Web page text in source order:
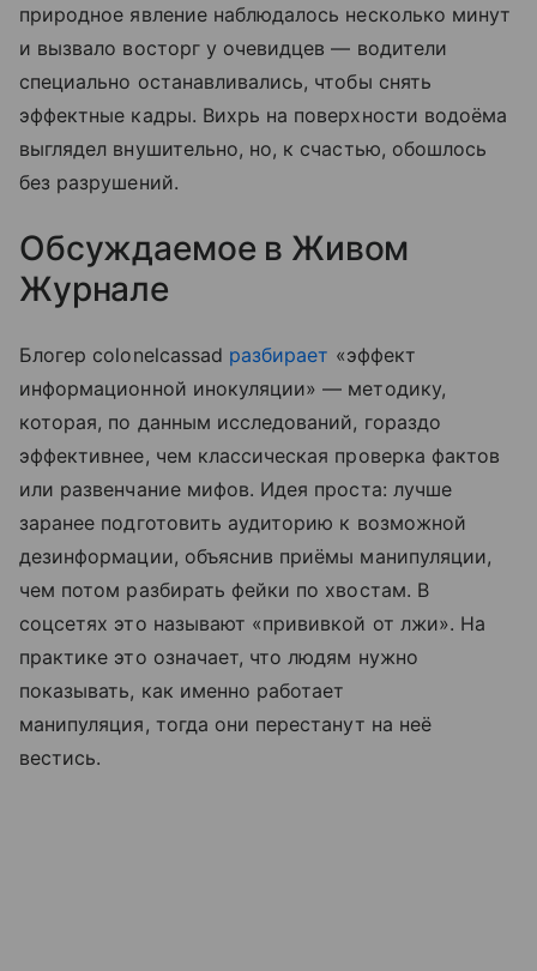
природное явление наблюдалось несколько минут
и вызвало восторг у очевидцев — водители
специально останавливались, чтобы снять
эффектные кадры. Вихрь на поверхности водоёма
выглядел внушительно, но, к счастью, обошлось
без разрушений.
Обсуждаемое в Живом
Журнале
Блогер colonelcassad разбирает «эффект
информационной инокуляции» — методику,
которая, по данным исследований, гораздо
эффективнее, чем классическая проверка фактов
или развенчание мифов. Идея проста: лучше
заранее подготовить аудиторию к возможной
дезинформации, объяснив приёмы манипуляции,
чем потом разбирать фейки по хвостам. В
соцсетях это называют «прививкой от лжи». На
практике это означает, что людям нужно
показывать, как именно работает
манипуляция, тогда они перестанут на неё
вестись.